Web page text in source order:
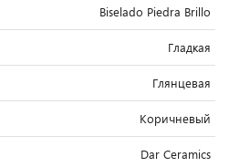
Biselado Piedra Brillo
Гладкая
Глянцевая
Коричневый
Dar Ceramics